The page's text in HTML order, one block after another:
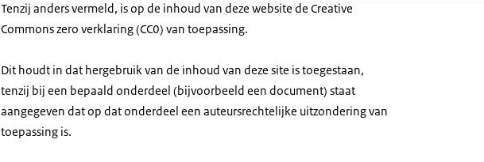
Tenzij anders vermeld, is op de inhoud van deze website de Creative
Commons zero verklaring (CC0) van toepassing.
Dit houdt in dat hergebruik van de inhoud van deze site is toegestaan,
tenzij bij een bepaald onderdeel (bijvoorbeeld een document) staat
aangegeven dat op dat onderdeel een auteursrechtelijke uitzondering van
toepassing is.